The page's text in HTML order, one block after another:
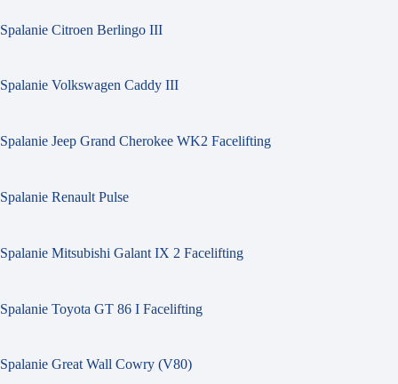
Spalanie Citroen Berlingo III
Spalanie Volkswagen Caddy III
Spalanie Jeep Grand Cherokee WK2 Facelifting
Spalanie Renault Pulse
Spalanie Mitsubishi Galant IX 2 Facelifting
Spalanie Toyota GT 86 I Facelifting
Spalanie Great Wall Cowry (V80)